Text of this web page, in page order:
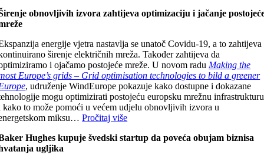
obnovljivih izvora zahtijeva optimizaciju i jačanje
energije vjetra nastavlja se unatoč Covidu-19, a to zahtijeva
širenje električnih mreža. Također zahtijeva da
i ojačamo postojeće mreže. U novom radu Making the
Europe’s grids – Grid optimisation technologies to bild a greener
, udruženje WindEurope pokazuje kako dostupne i dokazane
mogu optimizirati postojeću europsku mrežnu infrastrukturu
kako to može pomoći u većem udjelu obnovljivih izvora u
miksu…Pročitaj više
Hughes kupuje švedski startup da poveća obujam biznisa
ugljika